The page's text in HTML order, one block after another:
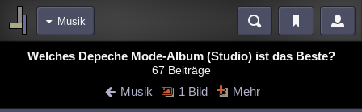
Musik
Bereiche
Blogs
Chat Wiki Neuigkeiten
Welches Depeche Mode-Album (Studio) ist das Beste?
67 Beiträge
Musik 1 Bild Mehr